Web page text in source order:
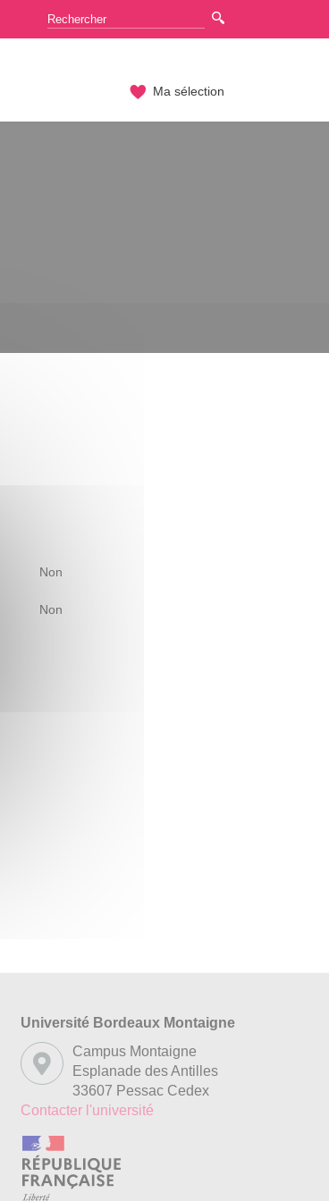
Ma sélection
Non
Non
Université Bordeaux Montaigne
Campus Montaigne
Esplanade des Antilles
33607 Pessac Cedex
Contacter l'université